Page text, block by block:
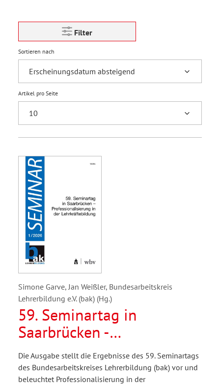
Filter
Sortieren nach
Artikel pro Seite
Simone Garve, Jan Weißler, Bundesarbeitskreis
Lehrerbildung e.V. (bak) (Hg.)
59. Seminartag in
Saarbrücken -
Professionalisierung in der
Lehrkräftebildung
Die Ausgabe stellt die Ergebnisse des 59. Seminartags
des Bundesarbeitskreises Lehrerbildung (bak) vor und
beleuchtet Professionalisierung in der